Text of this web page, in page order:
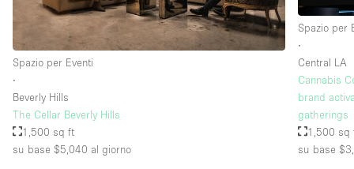
Spazio per Eventi
∙
Beverly Hills
The Cellar Beverly Hills
1,500 sq ft
su base $5,040 al giorno
Spazio per
∙
Central LA
Cannabis
brand
gatherings
1,500 sq
su base